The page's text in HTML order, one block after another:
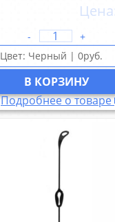
- +
В КОРЗИНУ
Подробнее о товаре